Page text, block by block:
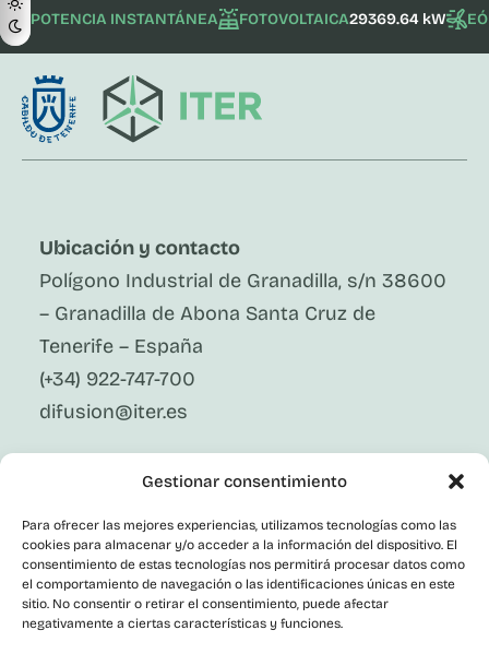
Gestionar consentimiento
Para ofrecer las mejores experiencias, utilizamos tecnologías como las
cookies para almacenar y/o acceder a la información del dispositivo. El
consentimiento de estas tecnologías nos permitirá procesar datos como
el comportamiento de navegación o las identificaciones únicas en este
sitio. No consentir o retirar el consentimiento, puede afectar
negativamente a ciertas características y funciones.
POTENCIA INSTANTÁNEA FOTOVOLTAICA29369.64 kW
Ubicación y contacto
Polígono Industrial de Granadilla, s/n 38600
– Granadilla de Abona Santa Cruz de
Tenerife – España
(+34) 922-747-700
difusion@iter.es
X
Instagram
Youtube
Corporativo
Contacto